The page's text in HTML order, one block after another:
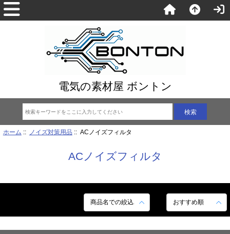
電気の素材屋 ボントン
ホーム :: ノイズ対策用品 :: ACノイズフィルタ
ACノイズフィルタ